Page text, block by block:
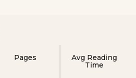
Pages
Avg Reading
Time